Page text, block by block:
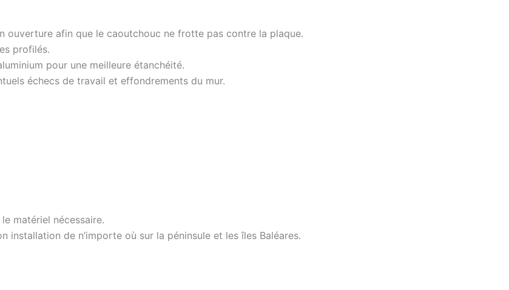
ouverture afin que le caoutchouc ne frotte pas contre la plaque.
profilés.
pour une meilleure étanchéité.
échecs de travail et effondrements du mur.
matériel nécessaire.
installation de n’importe où sur la péninsule et les îles Baléares.